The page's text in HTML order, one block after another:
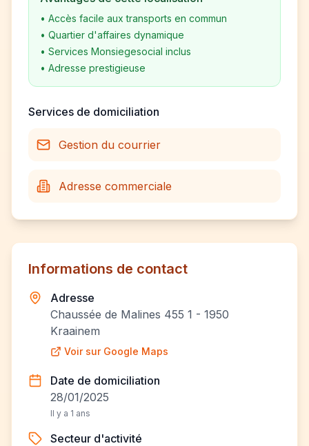
• Accès facile aux transports en commun
• Quartier d'affaires dynamique
• Services Monsiegesocial inclus
• Adresse prestigieuse
Services de domiciliation
Gestion du courrier
Adresse commerciale
Informations de contact
Adresse
Chaussée de Malines 455 1 - 1950
Kraainem
Voir sur Google Maps
Date de domiciliation
28/01/2025
Il y a 1 ans
Secteur d'activité